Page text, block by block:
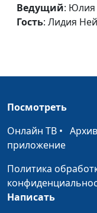
Уверенность в
промедлению
Разрешение
конфликтов
Разрешение
Ведущий:
Гость: Лидия
Посмотреть
Онлайн ТВ •
приложение
Политика
Написать